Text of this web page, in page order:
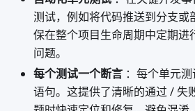
测试，例如将代码推送到分支或
保在整个项目生命周期中定期进
问题。
每个测试一个断言 ：每个单元
语句。这提供了清晰的通过 / 失